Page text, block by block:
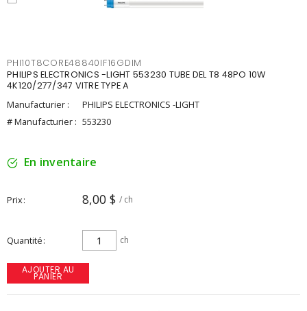
PHI10T8CORE48840IF16GDIM
PHILIPS ELECTRONICS -LIGHT 553230 TUBE DEL T8 48PO 10W
4K120/277/347 VITRE TYPE A
Manufacturier :
PHILIPS ELECTRONICS -LIGHT
# Manufacturier : 553230
En inventaire
Prix 8,00 $ / ch
Quantité ch
AJOUTER AU
PANIER